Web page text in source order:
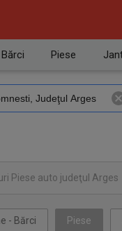
Piese
Piese auto judeţul Arges
- Bărci Piese